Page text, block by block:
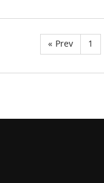
« Prev 1